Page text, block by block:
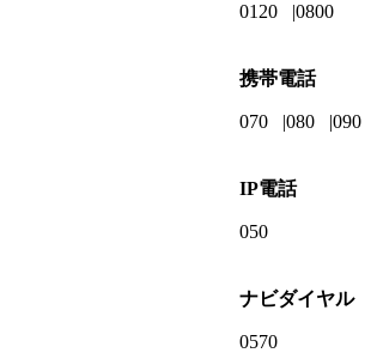
0120 0800
携帯電話
070 080 090
IP電話
050
ナビダイヤル
0570